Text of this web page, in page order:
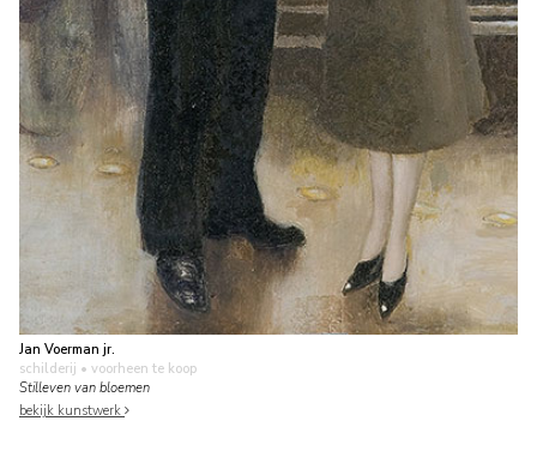
Jan Voerman jr.
schilderij • voorheen te koop
Stilleven van bloemen
bekijk kunstwerk